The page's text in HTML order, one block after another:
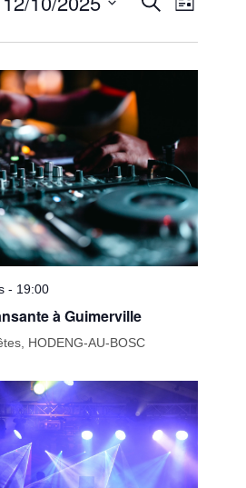
vues
vues
Liste
- 19:00
à Guimerville
HODENG-AU-BOSC